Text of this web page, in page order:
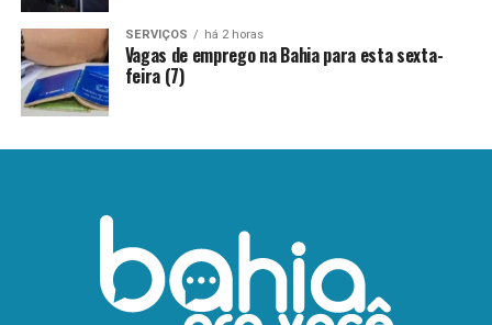
SERVIÇOS há 2 horas
Vagas de emprego na Bahia para esta sexta-
feira (7)